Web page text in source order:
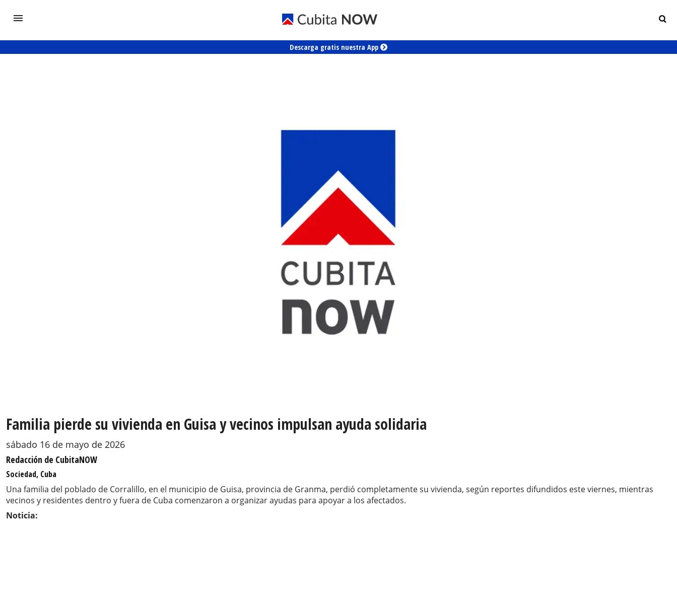
Descarga gratis nuestra App
Familia pierde su vivienda en Guisa y vecinos impulsan ayuda solidaria
sábado 16 de mayo de 2026
Redacción de CubitaNOW
Sociedad, Cuba
Una familia del poblado de Corralillo, en el municipio de Guisa, provincia de Granma, perdió completamente su vivienda, según reportes difundidos este viernes, mientras
vecinos y residentes dentro y fuera de Cuba comenzaron a organizar ayudas para apoyar a los afectados.
Noticia: